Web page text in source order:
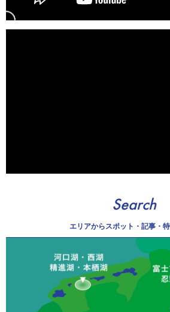
Search
エリアからスポット・記事・